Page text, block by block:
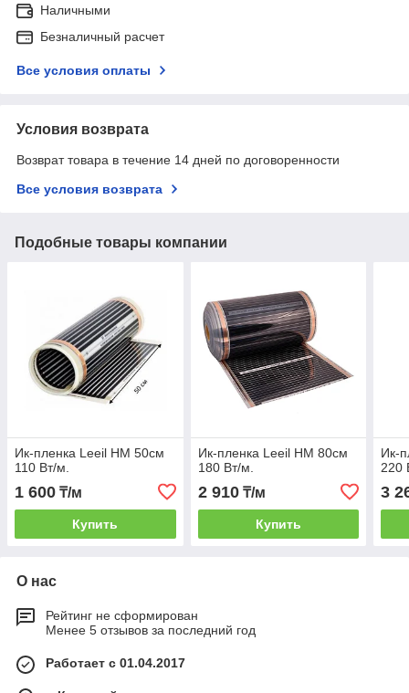
Наличными
Безналичный расчет
Все условия оплаты
Условия возврата
Возврат товара в течение 14 дней по договоренности
Все условия возврата
Подобные товары компании
Ик-пленка Leeil HM 50см
110 Вт/м.
1 600 ₸/м
Купить
Ик-пленка Leeil HM 80см
180 Вт/м.
2 910₸/м
Купить
Ик-
220
3
О нас
Рейтинг не сформирован
Менее 5 отзывов за последний год
Работает с 01.04.2017